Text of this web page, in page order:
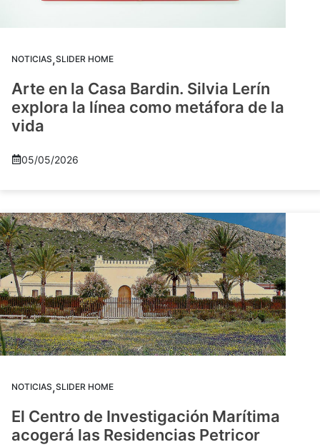
NOTICIAS,SLIDER HOME
Arte en la Casa Bardin. Silvia Lerín
explora la línea como metáfora de la
vida
05/05/2026
NOTICIAS,SLIDER HOME
El Centro de Investigación Marítima
acogerá las Residencias Petricor